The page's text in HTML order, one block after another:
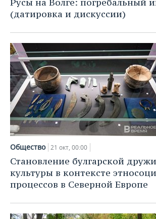
(датировка и дискуссии)
Общество 21 окт, 00:00
Становление булгарской
культуры в контексте
процессов в Северной Европе